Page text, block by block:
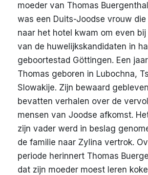
moeder van Thomas
was een Duits-Joodse vrouw
naar het hotel kwam om even
van de huwelijkskandidaten in
geboortestad Göttingen. Een
Thomas geboren in Lubochna,
Slowakije. Zijn bewaard
bevatten verhalen over de
mensen van Joodse afkomst.
zijn vader werd in beslag
de familie naar Zylina vertrok.
periode herinnert Thomas
dat zijn moeder moest leren